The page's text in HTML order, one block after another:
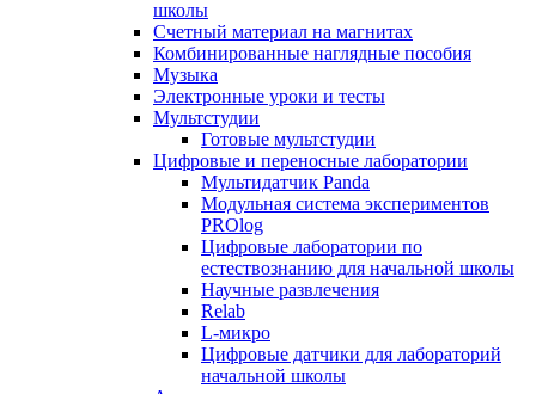
школы
Счетный материал на магнитах
Комбинированные наглядные пособия
Музыка
Электронные уроки и тесты
Мультстудии
Готовые мультстудии
Цифровые и переносные лаборатории
Мультидатчик Panda
Модульная система экспериментов
PROlog
Цифровые лаборатории по
естествознанию для начальной школы
Научные развлечения
Relab
L-микро
Цифровые датчики для лабораторий
начальной школы